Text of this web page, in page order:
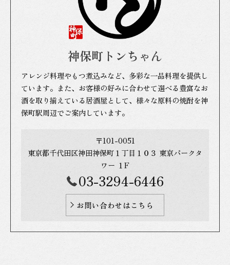
神保町トンちゃん
アレンジ料理やもつ煮込みなど、多彩な一品料理を提供し
ています。また、お客様の好みに合わせて選べる豊富なお
酒を取り揃えている居酒屋として、様々な原料の焼酎を神
保町駅周辺でご案内しています。
〒101-0051
東京都千代田区神田神保町１丁目１０３ 東京パークタ
ワー １F
03-3294-6446
お問い合わせはこちら